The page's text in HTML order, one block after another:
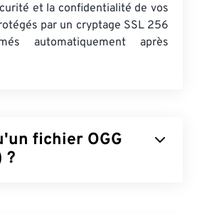
et la confidentialité de vos
par un cryptage SSL 256
automatiquement après
fichier OGG
?